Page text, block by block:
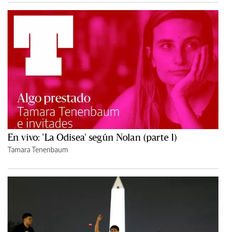
En vivo: 'La Odisea' según Nolan (parte 1)
Tamara Tenenbaum